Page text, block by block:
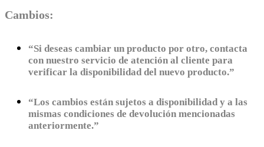
Cambios:
“Si deseas cambiar un producto por otro, contacta
con nuestro servicio de atención al cliente para
verificar la disponibilidad del nuevo producto.”
“Los cambios están sujetos a disponibilidad y a las
mismas condiciones de devolución mencionadas
anteriormente.”